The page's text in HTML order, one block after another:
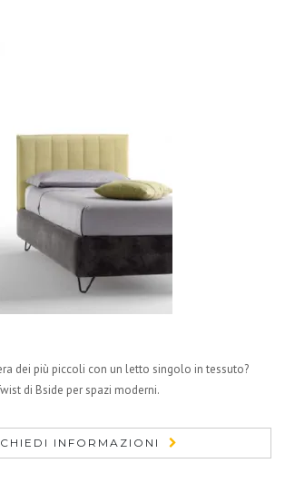
dei più piccoli con un letto singolo in tessuto?
di Bside per spazi moderni.
INFORMAZIONI